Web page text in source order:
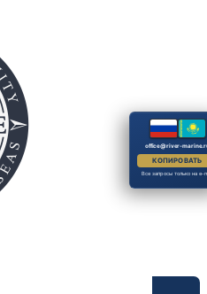
office@river-
КОПИРОВАТЬ
Все запросы только на e-